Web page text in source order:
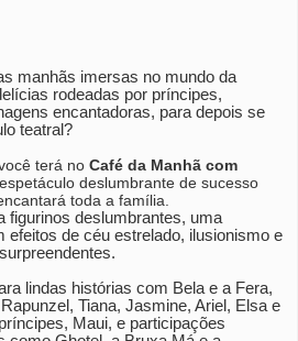
manhãs imersas no mundo da
rodeadas por príncipes,
encantadoras, para depois se
teatral?
terá no Café da Manhã com
espetáculo deslumbrante de sucesso
toda a família.
figurinos deslumbrantes, uma
efeitos de céu estrelado, ilusionismo e
lindas histórias com Bela e a Fera,
Tiana, Jasmine, Ariel, Elsa e
Maui, e participações